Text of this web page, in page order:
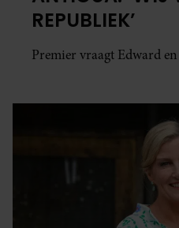
REPUBLIEK’
Premier vraagt Edward